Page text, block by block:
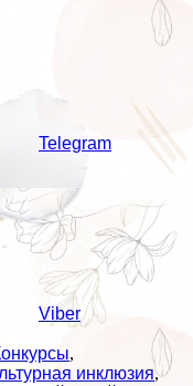
Telegram
Viber
,
инклюзия,